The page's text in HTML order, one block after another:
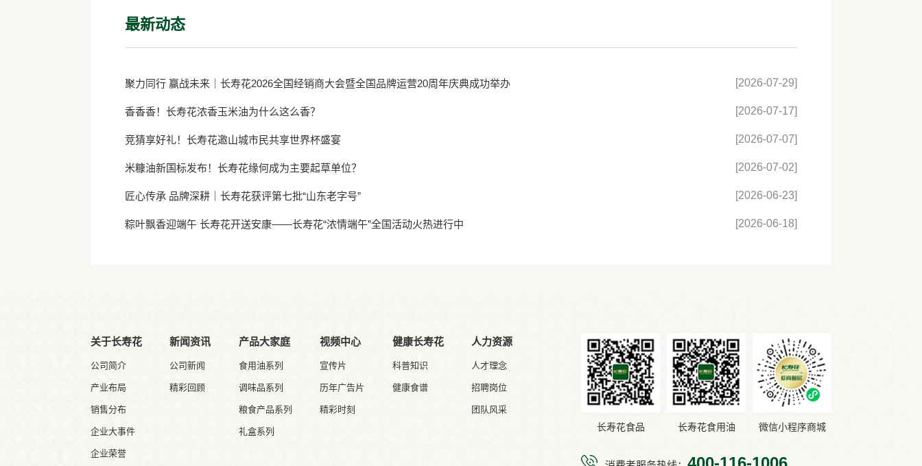
最新动态
聚力同行 赢战未来｜长寿花2026全国经销商大会暨全国品牌运营20周年庆典成功举办 [2026-07-29]
香香香！长寿花浓香玉米油为什么这么香？ [2026-07-17]
竞猜享好礼！长寿花邀山城市民共享世界杯盛宴 [2026-07-07]
米糠油新国标发布！长寿花缘何成为主要起草单位？ [2026-07-02]
匠心传承 品牌深耕｜长寿花获评第七批“山东老字号” [2026-06-23]
粽叶飘香迎端午 长寿花开送安康——长寿花“浓情端午”全国活动火热进行中 [2026-06-18]
关于长寿花
公司简介
产业布局
销售分布
企业大事件
企业荣誉
新闻资讯
公司新闻
精彩回顾
产品大家庭
食用油系列
调味品系列
粮食产品系列
礼盒系列
视频中心
宣传片
历年广告片
精彩时刻
健康长寿花
科普知识
健康食谱
人力资源
人才理念
招聘岗位
团队风采
长寿花食品 长寿花食用油 微信小程序商城